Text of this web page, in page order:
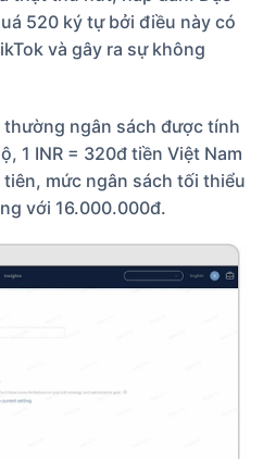
520 ký tự bởi điều này có
và gây ra sự không
ngân sách được tính
1 INR = 320đ tiền Việt Nam
mức ngân sách tối thiểu
với 16.000.000đ.